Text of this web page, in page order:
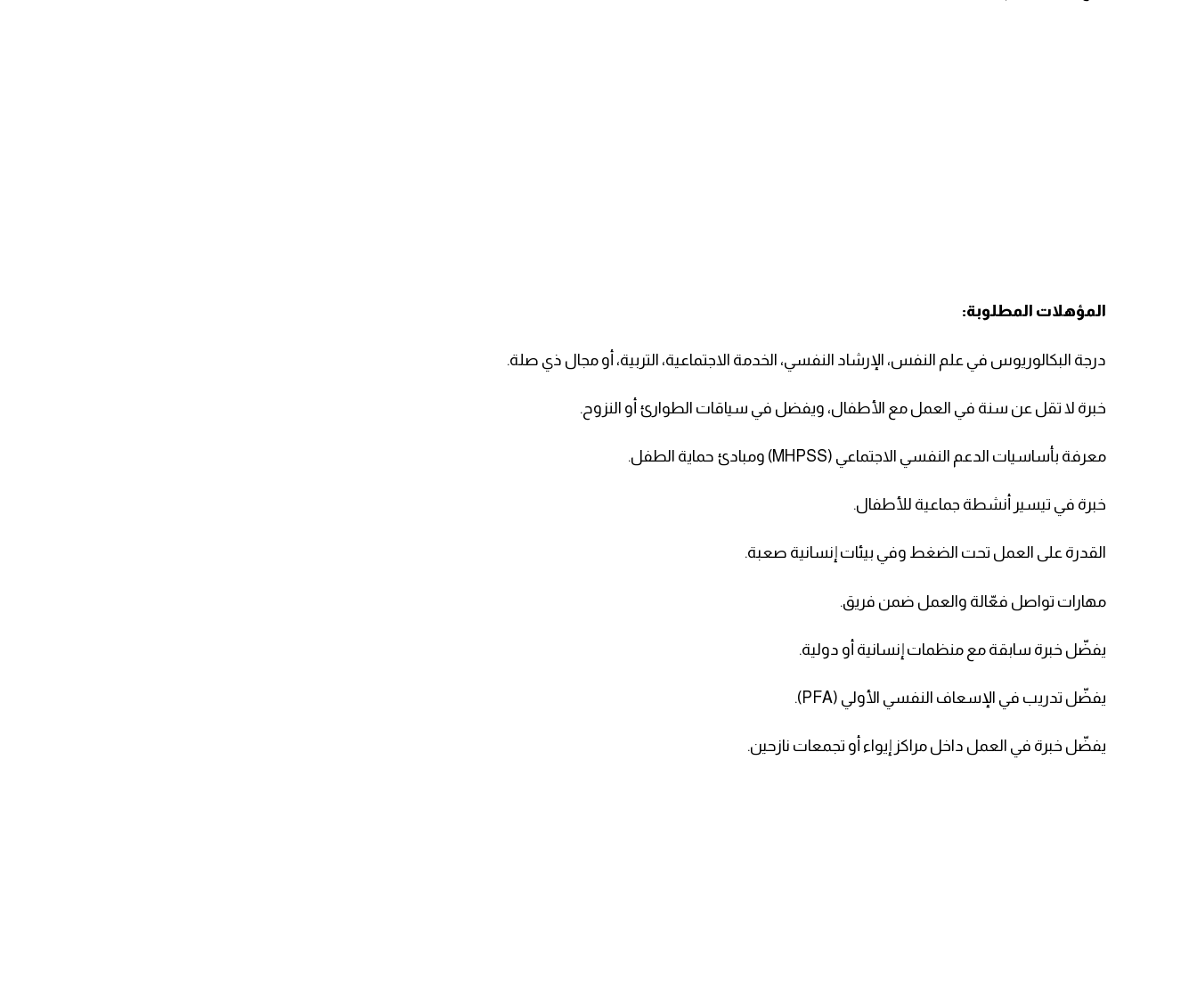
المؤهلات المطلوبة:
درجة البكالوريوس في علم النفس، الإرشاد النفسي، الخدمة الاجتماعية، التربية، أو مجال ذي صلة.
خبرة لا تقل عن سنة في العمل مع الأطفال، ويفضل في سياقات الطوارئ أو النزوح.
معرفة بأساسيات الدعم النفسي الاجتماعي (MHPSS) ومبادئ حماية الطفل.
خبرة في تيسير أنشطة جماعية للأطفال.
القدرة على العمل تحت الضغط وفي بيئات إنسانية صعبة.
مهارات تواصل فعّالة والعمل ضمن فريق.
يفضّل خبرة سابقة مع منظمات إنسانية أو دولية.
يفضّل تدريب في الإسعاف النفسي الأولي (PFA).
يفضّل خبرة في العمل داخل مراكز إيواء أو تجمعات نازحين.